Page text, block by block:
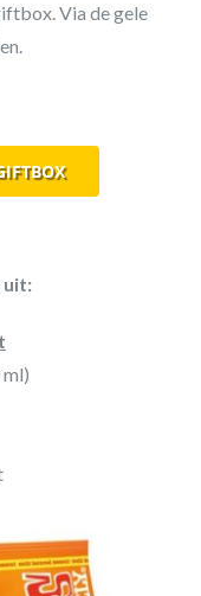
Via de gele
uit: